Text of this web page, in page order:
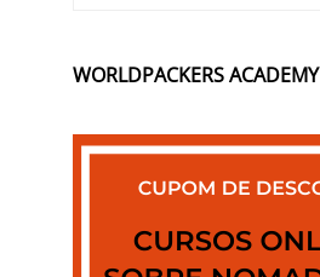
WORLDPACKERS ACADEMY